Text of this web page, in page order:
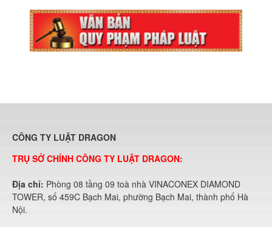
CÔNG TY LUẬT DRAGON
TRỤ SỞ CHÍNH CÔNG TY LUẬT DRAGON:
Địa chỉ: Phòng 08 tầng 09 toà nhà VINACONEX DIAMOND
TOWER, số 459C Bạch Mai, phường Bạch Mai, thành phố Hà
Nội.